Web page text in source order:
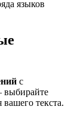
языков
с
выбирайте
текста.